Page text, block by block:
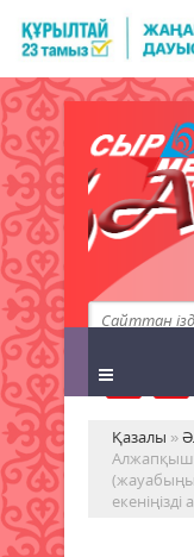
Қазалы »
екеніңізді